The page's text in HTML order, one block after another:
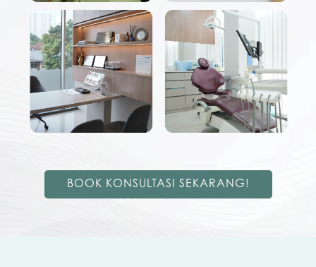
BOOK KONSULTASI SEKARANG!